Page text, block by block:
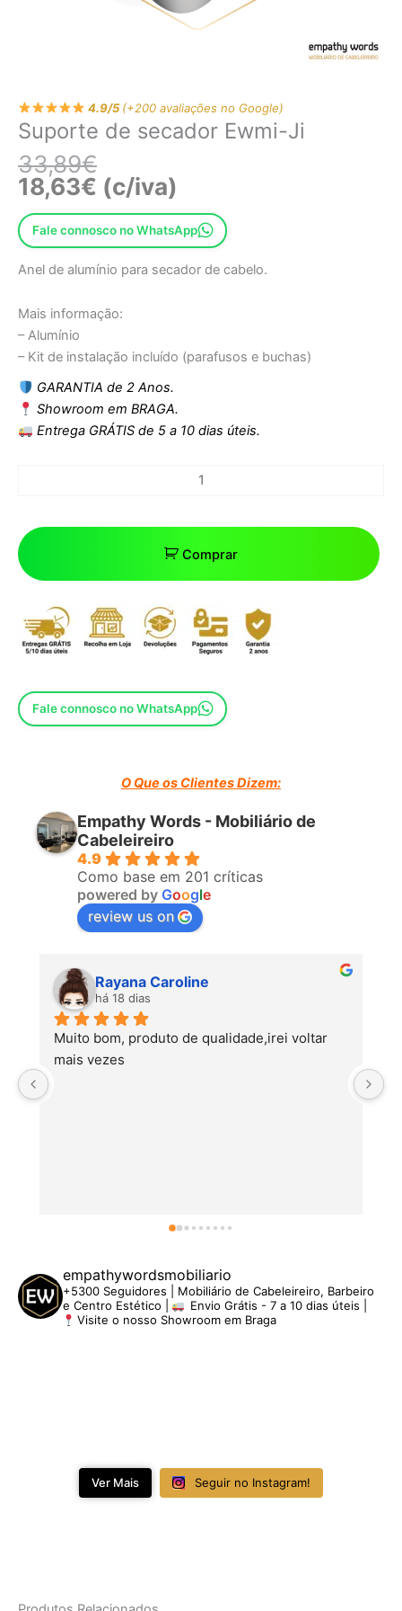
4.9/5(+200 avaliações no Google)
Suporte de secador Ewmi-Ji
33,89€
18,63€ (c/iva)
Fale connosco no WhatsApp
Anel de alumínio para secador de cabelo.
Mais informação:
– Alumínio
– Kit de instalação incluído (parafusos e buchas)
GARANTIA de 2 Anos.
Showroom em BRAGA.
Entrega GRÁTIS de 5 a 10 dias úteis.
Comprar
Fale connosco no WhatsApp
O Que os Clientes Dizem:
Empathy Words - Mobiliário de
Cabeleireiro
4.9
Como base em 201 críticas
powered by Google
review us on
Rayana Caroline
há 18 dias
Muito bom, produto de qualidade,irei voltar
mais vezes
empathywordsmobiliario
+5300 Seguidores | Mobiliário de Cabeleireiro, Barbeiro
e Centro Estético |
Envio Grátis - 7 a 10 dias úteis |
Visite o nosso Showroom em Braga
Ver Mais Seguir no Instagram!